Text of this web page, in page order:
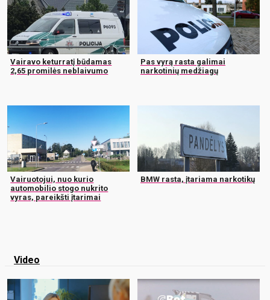
Vairavo keturratį būdamas
2,65 promilės neblaivumo
Pas vyrą rasta galimai
narkotinių medžiagų
Vairuotojui, nuo kurio
automobilio stogo nukrito
vyras, pareikšti įtarimai
BMW rasta, įtariama narkotikų
Video